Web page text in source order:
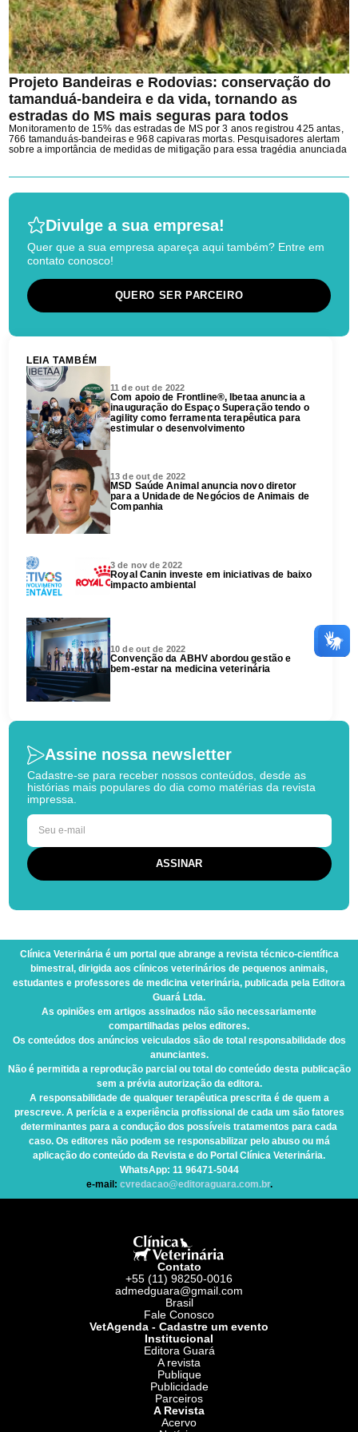
Projeto Bandeiras e Rodovias: conservação do
tamanduá-bandeira e da vida, tornando as
estradas do MS mais seguras para todos
Monitoramento de 15% das estradas de MS por 3 anos registrou 425 antas,
766 tamanduás-bandeiras e 968 capivaras mortas. Pesquisadores alertam
sobre a importância de medidas de mitigação para essa tragédia anunciada
Divulge a sua empresa!
Quer que a sua empresa apareça aqui também? Entre em
contato conosco!
QUERO SER PARCEIRO
LEIA TAMBÉM
11 de out de 2022
Com apoio de Frontline®, Ibetaa anuncia a
inauguração do Espaço Superação tendo o
agility como ferramenta terapêutica para
estimular o desenvolvimento
13 de out de 2022
MSD Saúde Animal anuncia novo diretor
para a Unidade de Negócios de Animais de
Companhia
3 de nov de 2022
Royal Canin investe em iniciativas de baixo
impacto ambiental
10 de out de 2022
Convenção da ABHV abordou gestão e
bem-estar na medicina veterinária
Assine nossa newsletter
Cadastre-se para receber nossos conteúdos, desde as
histórias mais populares do dia como matérias da revista
impressa.
Clínica Veterinária é um portal que abrange a revista técnico-científica
bimestral, dirigida aos clínicos veterinários de pequenos animais,
estudantes e professores de medicina veterinária, publicada pela Editora
Guará Ltda.
As opiniões em artigos assinados não são necessariamente
compartilhadas pelos editores.
Os conteúdos dos anúncios veiculados são de total responsabilidade dos
anunciantes.
Não é permitida a reprodução parcial ou total do conteúdo desta publicação
sem a prévia autorização da editora.
A responsabilidade de qualquer terapêutica prescrita é de quem a
prescreve. A perícia e a experiência profissional de cada um são fatores
determinantes para a condução dos possíveis tratamentos para cada
caso. Os editores não podem se responsabilizar pelo abuso ou má
aplicação do conteúdo da Revista e do Portal Clínica Veterinária.
WhatsApp: 11 96471-5044
e-mail: cvredacao@editoraguara.com.br.
Contato
+55 (11) 98250-0016
admedguara@gmail.com
Brasil
Fale Conosco
VetAgenda - Cadastre um evento
Institucional
Editora Guará
A revista
Publique
Publicidade
Parceiros
A Revista
Acervo